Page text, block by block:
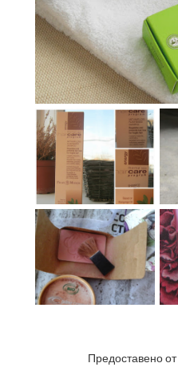
Предоставено от